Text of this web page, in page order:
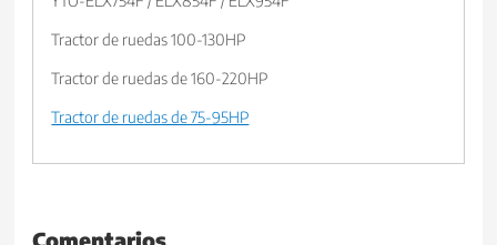
Tractor de ruedas 100-130HP
Tractor de ruedas de 160-220HP
Tractor de ruedas de 75-95HP
Comentarios